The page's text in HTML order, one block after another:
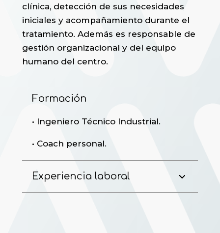
clínica, detección de sus necesidades
iniciales y acompañamiento durante el
tratamiento. Además es responsable de
gestión organizacional y del equipo
humano del centro.
Formación
• Ingeniero Técnico Industrial.
• Coach personal.
Experiencia laboral